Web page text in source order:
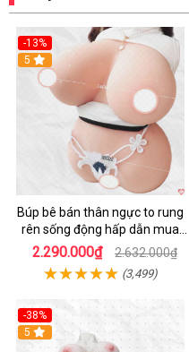
-13%
Hot
5
Búp bê bán thân ngực to rung
rên sống động hấp dẫn mua
ngay
2.290.000₫ 2.632.000₫
(3,499)
-38%
Hot
5